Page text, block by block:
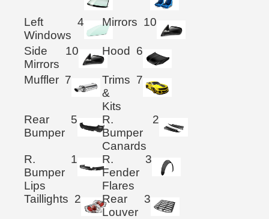
Left
Windows
4 Mirrors 10
Side
Mirrors
10 Hood 6
Muffler 7
Trims
&
Kits
7
Rear
Bumper
5
R.
Bumper
Canards
2
R.
Bumper
Lips
1
R.
Fender
Flares
3
Taillights 2
Rear
Louver
3